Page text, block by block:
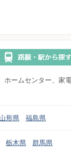
ホームセンター、家
山形県 福島県
栃木県 群馬県